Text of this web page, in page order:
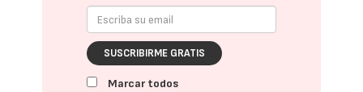
SUSCRIBIRME GRATIS
Marcar todos